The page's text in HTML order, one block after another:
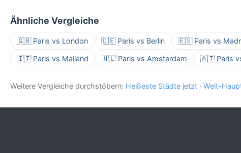
Ähnliche Vergleiche
🇬🇧 Paris vs London 🇩🇪 Paris vs Berlin 🇪🇸 Paris vs
🇮🇹 Paris vs Mailand 🇳🇱 Paris vs Amsterdam 🇦🇹 Paris
Weitere Vergleiche durchstöbern: Heißeste Städte jetzt · Welt-